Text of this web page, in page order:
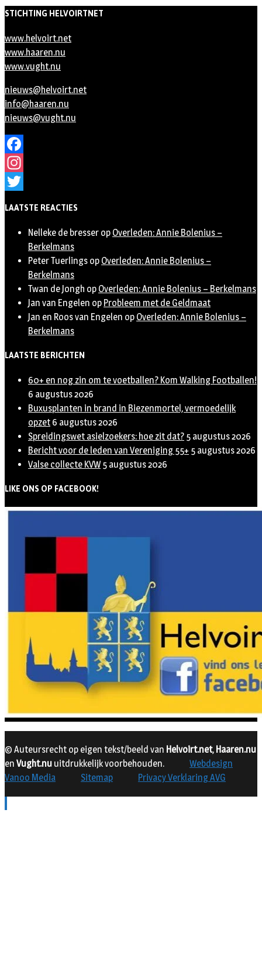
STICHTING HELVOIRTNET
www.helvoirt.net
www.haaren.nu
www.vught.nu
nieuws@helvoirt.net
info@haaren.nu
nieuws@vught.nu
Facebook
Instagram
LAATSTE REACTIES
Nelleke de bresser op Overleden: Annie Bolenius –
Berkelmans
Peter Tuerlings op Overleden: Annie Bolenius –
Berkelmans
Twan de Jongh op Overleden: Annie Bolenius – Berkelmans
Jan van Engelen op Probleem met de Geldmaat
Jan en Roos van Engelen op Overleden: Annie Bolenius –
Berkelmans
LAATSTE BERICHTEN
60+ en nog zin om te voetballen? Kom Walking Footballen!
6 augustus 2026
Buxusplanten in brand in Biezenmortel, vermoedelijk
opzet 6 augustus 2026
Spreidingswet asielzoekers: hoe zit dat? 5 augustus 2026
Bericht voor de leden van Vereniging 55+ 5 augustus 2026
Valse collecte KVW 5 augustus 2026
LIKE ONS OP FACEBOOK!
© Auteursrecht op eigen tekst/beeld van Helvoirt.net, Haaren.nu
en Vught.nu uitdrukkelijk voorbehouden.
Webdesign
Vanoo Media
Sitemap Privacy Verklaring AVG